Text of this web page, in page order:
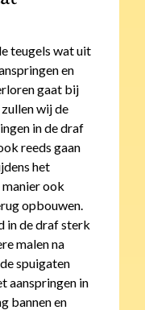
teugels wat uit
en
gaat bij
wij de
in de draf
reeds gaan
het
ook
opbouwen.
in de draf sterk
malen na
spuigaten
aanspringen in
bannen en